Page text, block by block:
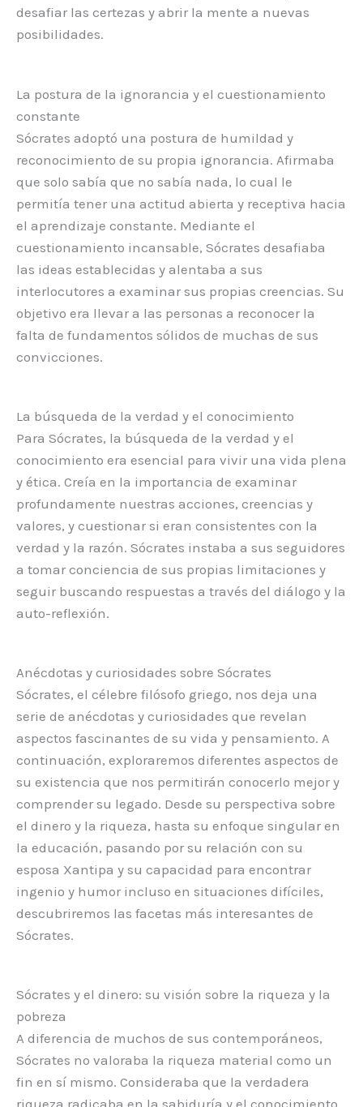
desafiar las certezas y abrir la mente a nuevas
posibilidades.
La postura de la ignorancia y el cuestionamiento
constante
Sócrates adoptó una postura de humildad y
reconocimiento de su propia ignorancia. Afirmaba
que solo sabía que no sabía nada, lo cual le
permitía tener una actitud abierta y receptiva hacia
el aprendizaje constante. Mediante el
cuestionamiento incansable, Sócrates desafiaba
las ideas establecidas y alentaba a sus
interlocutores a examinar sus propias creencias. Su
objetivo era llevar a las personas a reconocer la
falta de fundamentos sólidos de muchas de sus
convicciones.
La búsqueda de la verdad y el conocimiento
Para Sócrates, la búsqueda de la verdad y el
conocimiento era esencial para vivir una vida plena
y ética. Creía en la importancia de examinar
profundamente nuestras acciones, creencias y
valores, y cuestionar si eran consistentes con la
verdad y la razón. Sócrates instaba a sus seguidores
a tomar conciencia de sus propias limitaciones y
seguir buscando respuestas a través del diálogo y la
auto-reflexión.
Anécdotas y curiosidades sobre Sócrates
Sócrates, el célebre filósofo griego, nos deja una
serie de anécdotas y curiosidades que revelan
aspectos fascinantes de su vida y pensamiento. A
continuación, exploraremos diferentes aspectos de
su existencia que nos permitirán conocerlo mejor y
comprender su legado. Desde su perspectiva sobre
el dinero y la riqueza, hasta su enfoque singular en
la educación, pasando por su relación con su
esposa Xantipa y su capacidad para encontrar
ingenio y humor incluso en situaciones difíciles,
descubriremos las facetas más interesantes de
Sócrates.
Sócrates y el dinero: su visión sobre la riqueza y la
pobreza
A diferencia de muchos de sus contemporáneos,
Sócrates no valoraba la riqueza material como un
fin en sí mismo. Consideraba que la verdadera